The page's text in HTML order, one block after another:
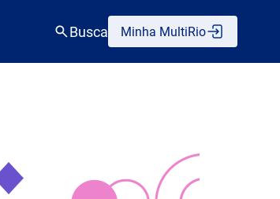
Busca Minha MultiRio